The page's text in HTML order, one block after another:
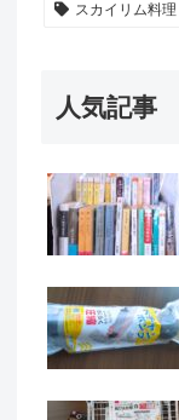
スカイリム料理
人気記事